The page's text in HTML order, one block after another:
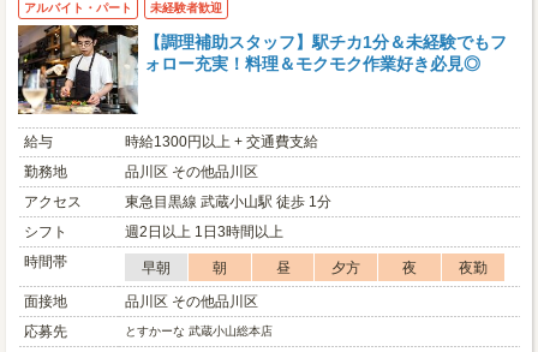
アルバイト・パート 未経験者歓迎
【調理補助スタッフ】駅チカ1分＆未経験でもフ
ォロー充実！料理＆モクモク作業好き必見◎
給与
時給1300円以上 + 交通費支給
勤務地
品川区 その他品川区
アクセス
東急目黒線 武蔵小山駅 徒歩 1分
シフト
週2日以上 1日3時間以上
時間帯
早朝 朝 昼 夕方 夜
夜勤
面接地
品川区 その他品川区
応募先
とすかーな 武蔵小山総本店